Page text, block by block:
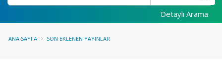
Detaylı Arama
ANA SAYFA SON EKLENEN YAYINLAR